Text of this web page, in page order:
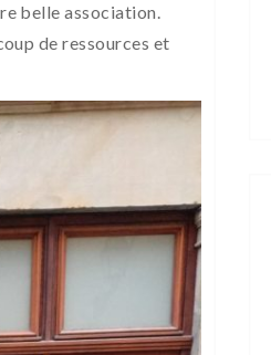
belle association.
de ressources et